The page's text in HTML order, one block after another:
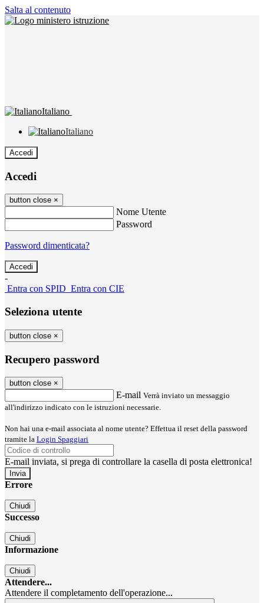
Salta al contenuto
Italiano
Italiano
Accedi
Accedi
button close ×
Nome Utente
Password
Password dimenticata?
-
Entra con SPID Entra con CIE
Seleziona utente
button close ×
Recupero password
button close ×
E-mail Verrà inviato un messaggio
all'indirizzo indicato con le istruzioni necessarie.
Non hai una e-mail associata al nome utente? Effettua il reset della password
tramite la Login Spaggiari
E-mail inviata, si prega di controllare la casella di posta elettronica!
Errore
Chiudi
Successo
Chiudi
Informazione
Chiudi
Attendere...
Attendere il completamento dell'operazione...